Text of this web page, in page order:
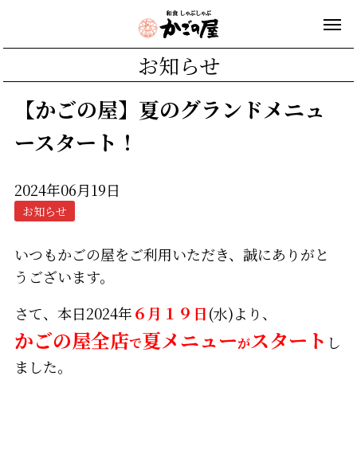
お知らせ
【かごの屋】夏のグランドメニュ
ースタート！
2024年06月19日
お知らせ
いつもかごの屋をご利用いただき、誠にありがと
うございます。
さて、本日2024年６月１９日(水)より、
かごの屋全店で夏メニューがスタート し
ました。